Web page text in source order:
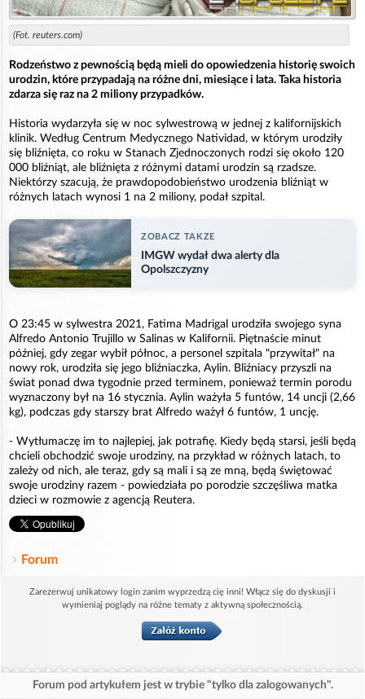
(Fot. reuters.com)
Rodzeństwo z pewnością będą mieli do opowiedzenia historię swoich
urodzin, które przypadają na różne dni, miesiące i lata. Taka historia
zdarza się raz na 2 miliony przypadków.
Historia wydarzyła się w noc sylwestrową w jednej z kalifornijskich
klinik. Według Centrum Medycznego Natividad, w którym urodziły
się bliźnięta, co roku w Stanach Zjednoczonych rodzi się około 120
000 bliźniąt, ale bliźnięta z różnymi datami urodzin są rzadsze.
Niektórzy szacują, że prawdopodobieństwo urodzenia bliźniąt w
różnych latach wynosi 1 na 2 miliony, podał szpital.
ZOBACZ TAKZE
IMGW wydał dwa alerty dla
Opolszczyzny
O 23:45 w sylwestra 2021, Fatima Madrigal urodziła swojego syna
Alfredo Antonio Trujillo w Salinas w Kalifornii. Piętnaście minut
później, gdy zegar wybił północ, a personel szpitala "przywitał" na
nowy rok, urodziła się jego bliźniaczka, Aylin. Bliźniacy przyszli na
świat ponad dwa tygodnie przed terminem, ponieważ termin porodu
wyznaczony był na 16 stycznia. Aylin ważyła 5 funtów, 14 uncji (2,66
kg), podczas gdy starszy brat Alfredo ważył 6 funtów, 1 uncję.
- Wytłumaczę im to najlepiej, jak potrafię. Kiedy będą starsi, jeśli będą
chcieli obchodzić swoje urodziny, na przykład w różnych latach, to
zależy od nich, ale teraz, gdy są mali i są ze mną, będą świętować
swoje urodziny razem - powiedziała po porodzie szczęśliwa matka
dzieci w rozmowie z agencją Reutera.
Forum
Zarezerwuj unikatowy login zanim wyprzedzą cię inni! Włącz się do dyskusji i
wymieniaj poglądy na różne tematy z aktywną społecznością.
Forum pod artykułem jest w trybie "tylko dla zalogowanych".